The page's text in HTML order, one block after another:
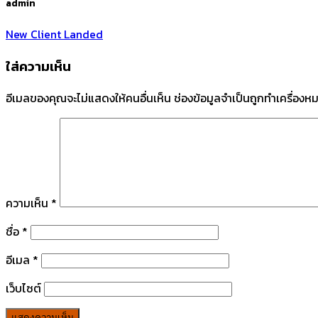
admin
New Client Landed
ใส่ความเห็น
อีเมลของคุณจะไม่แสดงให้คนอื่นเห็น ช่องข้อมูลจำเป็นถูกทำเครื่องห
ความเห็น *
ชื่อ *
อีเมล *
เว็บไซต์